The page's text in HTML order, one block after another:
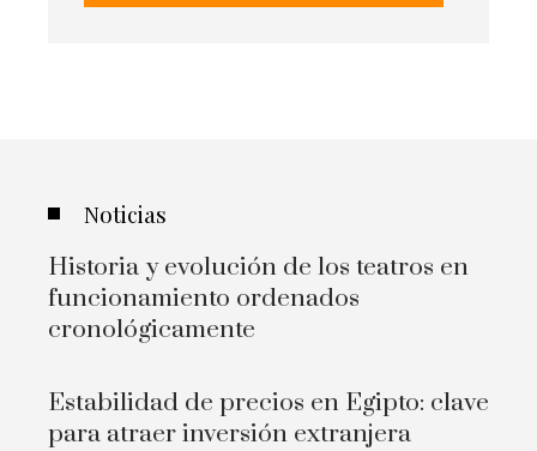
Noticias
Historia y evolución de los teatros en
funcionamiento ordenados
cronológicamente
Estabilidad de precios en Egipto: clave
para atraer inversión extranjera